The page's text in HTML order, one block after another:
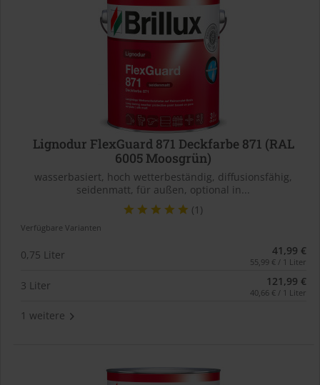
Lignodur FlexGuard 871 Deckfarbe 871 (RAL
6005 Moosgrün)
wasserbasiert, hoch wetterbeständig, diffusionsfähig,
seidenmatt, für außen, optional in...
(1)
Verfügbare Varianten
0,75 Liter 41,99 €
55,99 € / 1 Liter
3 Liter 121,99 €
40,66 € / 1 Liter
1 weitere